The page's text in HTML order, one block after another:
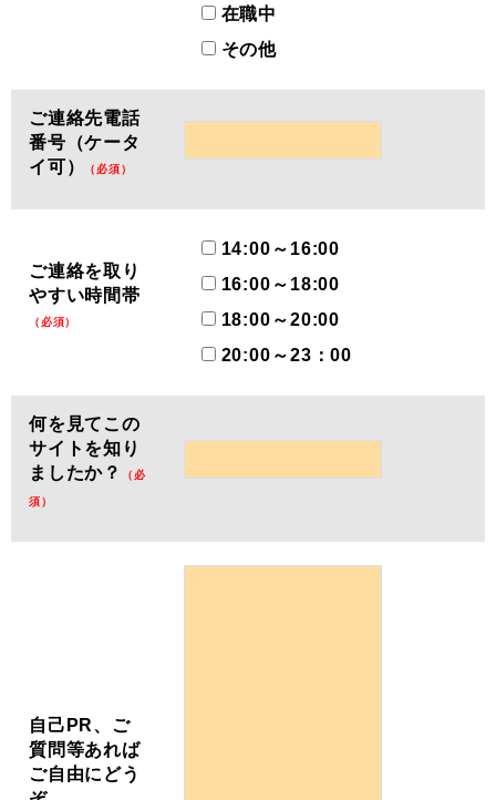
在職中
その他
ご連絡先電話
番号（ケータ
イ可）
（必須）
ご連絡を取り
やすい時間帯
（必須）
14:00～16:00
16:00～18:00
18:00～20:00
20:00～23：00
何を見てこの
サイトを知り
ましたか？
（必
須）
自己PR、ご
質問等あれば
ご自由にどう